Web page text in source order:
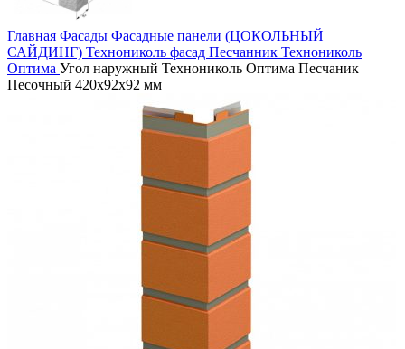
Главная Фасады Фасадные панели (ЦОКОЛЬНЫЙ
САЙДИНГ) Технониколь фасад Песчанник Технониколь
Оптима Угол наружный Технониколь Оптима Песчаник
Песочный 420х92х92 мм